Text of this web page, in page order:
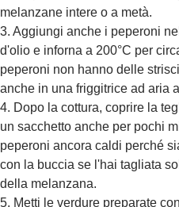
melanzane intere o a metà.
3. Aggiungi anche i peperoni
d'olio e inforna a 200°C per
peperoni non hanno delle
anche in una friggitrice ad aria
4. Dopo la cottura, coprire la
un sacchetto anche per pochi
peperoni ancora caldi perché
con la buccia se l'hai tagliata
della melanzana.
5. Metti le verdure preparate